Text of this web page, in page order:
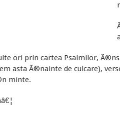
ori prin cartea Psalmilor,
asta Ã®nainte de culcare),
minte.